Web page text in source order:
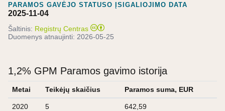
PARAMOS GAVĖJO STATUSO ĮSIGALIOJIMO DATA
2025-11-04
Šaltinis: Registrų Centras
Duomenys atnaujinti: 2026-05-25
1,2% GPM Paramos gavimo istorija
Metai Teikėjų skaičius Paramos suma, EUR
2020 5 642,59